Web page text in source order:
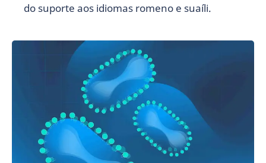
do suporte aos idiomas romeno e suaíli.